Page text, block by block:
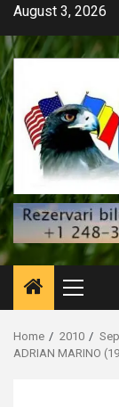
Skip
content
August 3, 2026
Menu
Home 2010
ADRIAN MARINO